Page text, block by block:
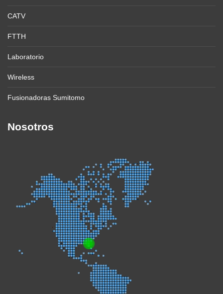
CATV
FTTH
Laboratorio
Wireless
Fusionadoras Sumitomo
Nosotros